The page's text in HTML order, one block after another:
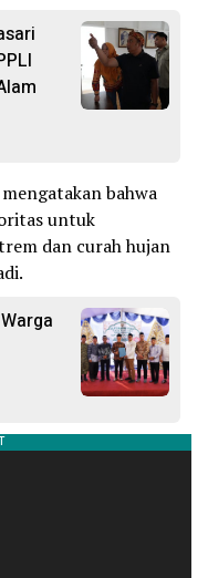
bahwa
untuk
dan curah hujan